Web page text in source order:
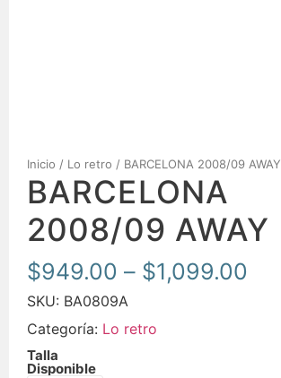
Inicio / Lo retro / BARCELONA 2008/09 AWAY
BARCELONA
2008/09 AWAY
$949.00 – $1,099.00
SKU: BA0809A
Categoría: Lo retro
Talla
Disponible